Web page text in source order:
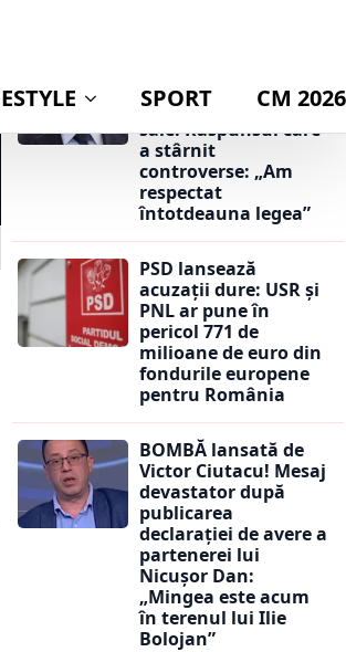
dacă va publica
averea partenerei
sale. Răspunsul care
a stârnit
controverse: „Am
respectat
întotdeauna legea”
PSD lansează
acuzații dure: USR și
PNL ar pune în
pericol 771 de
milioane de euro din
fondurile europene
pentru România
BOMBĂ lansată de
Victor Ciutacu! Mesaj
devastator după
publicarea
declarației de avere a
partenerei lui
Nicușor Dan:
„Mingea este acum
în terenul lui Ilie
Bolojan”